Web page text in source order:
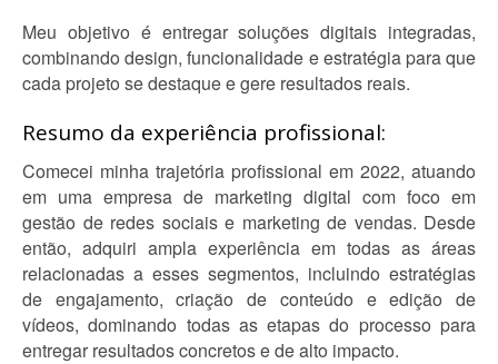
Meu objetivo é entregar soluções digitais integradas,
combinando design, funcionalidade e estratégia para que
cada projeto se destaque e gere resultados reais.
Resumo da experiência profissional:
Comecei minha trajetória profissional em 2022, atuando
em uma empresa de marketing digital com foco em
gestão de redes sociais e marketing de vendas. Desde
então, adquiri ampla experiência em todas as áreas
relacionadas a esses segmentos, incluindo estratégias
de engajamento, criação de conteúdo e edição de
vídeos, dominando todas as etapas do processo para
entregar resultados concretos e de alto impacto.